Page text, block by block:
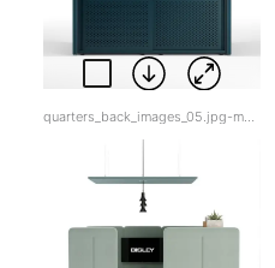
quarters_back_images_05.jpg-m3fys.jpg